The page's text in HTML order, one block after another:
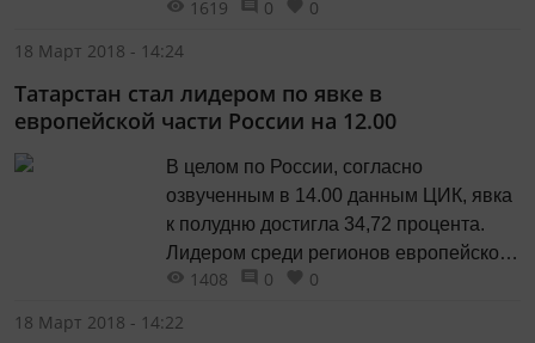
детям, больным лейкемией,
работает гимназии номер 125 на улице
Фучика. «Благодарен руководству
наших делах, прежде всего в
строительстве хосписа, оборудовании
его, налаживании работы. После
выборов забот...
1619 0
0
18 Март 2018 - 14:24
Татарстан стал лидером по явке в
европейской части России на 12.00
В целом по России, согласно
озвученным в 14.00 данным ЦИК, явка
к полудню достигла 34,72 процента.
Лидером среди регионов европейской
части России с показателем явки 38,47
1408 0
0
18 Март 2018 - 14:22